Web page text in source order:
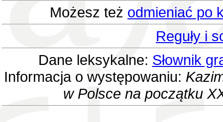
Możesz też odmieniać po
Reguły i
Dane leksykalne: Słownik
Informacja o występowaniu:
w Polsce na początku